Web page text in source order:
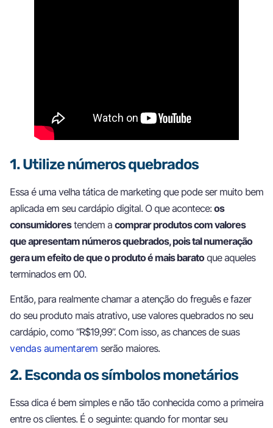
1. Utilize números quebrados
Essa é uma velha tática de marketing que pode ser muito bem
aplicada em seu cardápio digital. O que acontece:os
consumidorestendem a comprar produtos com valores
que apresentam números quebrados, pois tal numeração
gera um efeito de que o produto é mais baratoque aqueles
terminados em 00.
Então, para realmente chamar a atenção do freguês e fazer
do seu produto mais atrativo, use valores quebrados no seu
cardápio, como “R$19,99”. Com isso, as chances de suas
vendas aumentarem serão maiores.
2. Esconda os símbolos monetários
Essa dica é bem simples e não tão conhecida como a primeira
entre os clientes. É o seguinte: quando for montar seu